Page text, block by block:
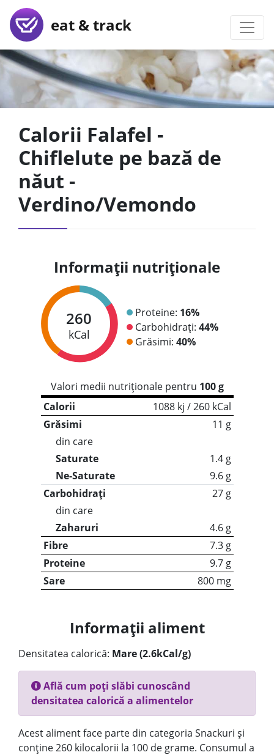
eat & track
Calorii Falafel -
Chiflelute pe bază de
năut -
Verdino/Vemondo
Informații nutriționale
260
kCal
Proteine: 16%
Carbohidrați: 44%
Grăsimi: 40%
Valori medii nutriționale pentru 100 g
Calorii
1088 kj / 260 kCal
Grăsimi
11 g
din care
Saturate
1.4 g
Ne-Saturate
9.6 g
Carbohidrați
27 g
din care
Zaharuri
4.6 g
Fibre
7.3 g
Proteine
9.7 g
Sare
800 mg
Informații aliment
Densitatea calorică: Mare (2.6kCal/g)
Află cum poți slăbi cunoscând
densitatea calorică a alimentelor
Acest aliment face parte din categoria Snackuri și
conține 260 kilocalorii la 100 de grame. Consumul a